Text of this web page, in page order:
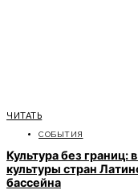
ЧИТАТЬ
СОБЫТИЯ
Культура без
культуры стран
бассейна